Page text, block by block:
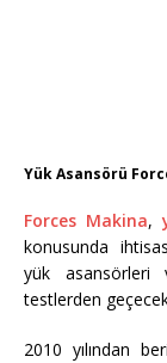
Yük Asansörü
Forces Makina,
konusunda
yük asansörleri
testlerden
2010 yılından